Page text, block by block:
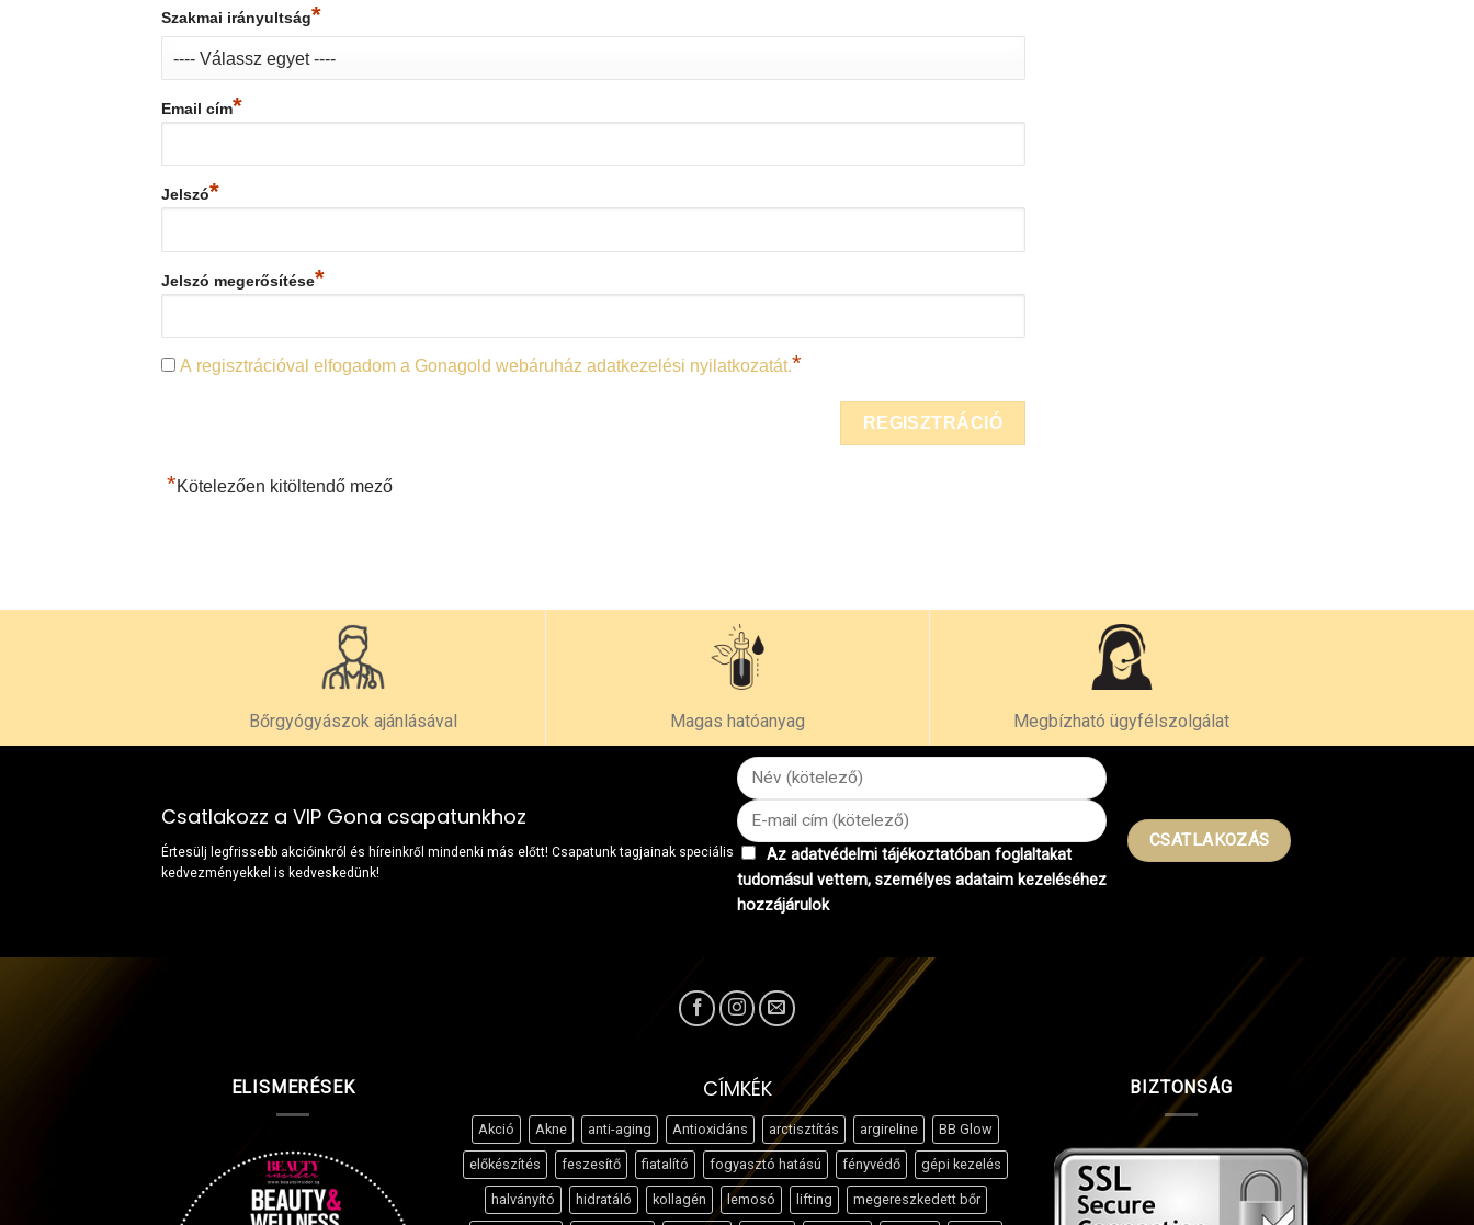
Szakmai irányultság*
Email cím*
Jelszó*
Jelszó megerősítése*
A regisztrációval elfogadom a Gonagold webáruház adatkezelési nyilatkozatát.*
*Kötelezően kitöltendő mező
Bőrgyógyászok ajánlásával Magas hatóanyag Megbízható ügyfélszolgálat
Csatlakozz a VIP Gona csapatunkhoz
Értesülj legfrissebb akcióinkról és híreinkről mindenki más előtt! Csapatunk tagjainak speciális
kedvezményekkel is kedveskedünk!
Az adatvédelmi tájékoztatóban foglaltakat
tudomásul vettem, személyes adataim kezeléséhez
hozzájárulok
ELISMERÉSEK CÍMKÉK
Akció Akne anti-aging Antioxidáns arctisztítás argireline BB Glow
előkészítés feszesítő fiatalító fogyasztó hatású fényvédő gépi kezelés
halványító hidratáló kollagén lemosó lifting megereszkedett bőr
BIZTONSÁG